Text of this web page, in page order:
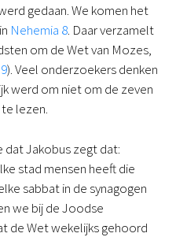
gedaan. We komen het
Nehemia 8. Daar verzamelt
om de Wet van Mozes,
9). Veel onderzoekers denken
werd om niet om de zeven
lezen.
Jakobus zegt dat:
stad mensen heeft die
sabbat in de synagogen
we bij de Joodse
de Wet wekelijks gehoord